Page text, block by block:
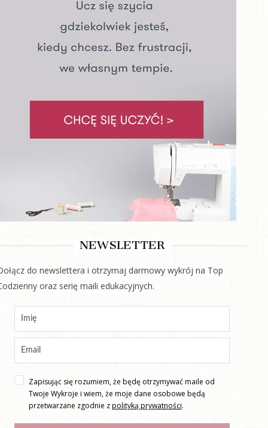
NEWSLETTER
do newslettera i otrzymaj darmowy wykrój na Top
oraz serię maili edukacyjnych.
Zapisując się rozumiem, że będę otrzymywać maile od
Twoje Wykroje i wiem, że moje dane osobowe będą
przetwarzane zgodnie zpolityką prywatności.